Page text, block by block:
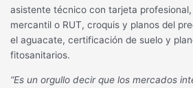
asistente técnico con tarjeta
mercantil o RUT, croquis y planos del
el aguacate, certificación de suelo y
fitosanitarios.
“Es un orgullo decir que los mercados